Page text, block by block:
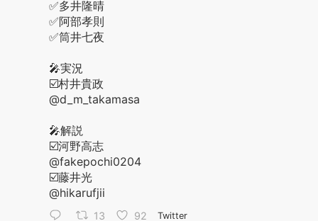
✅多井隆晴
✅阿部孝則
✅筒井七夜
🎤実況
☑️村井貴政
@d_m_takamasa
🎤解説
☑️河野高志
@fakepochi0204
☑️藤井光
@hikarufjii
13 92 Twitter